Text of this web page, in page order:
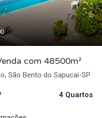
com 48500m²
São Bento do Sapucaí-SP
4 Quartos